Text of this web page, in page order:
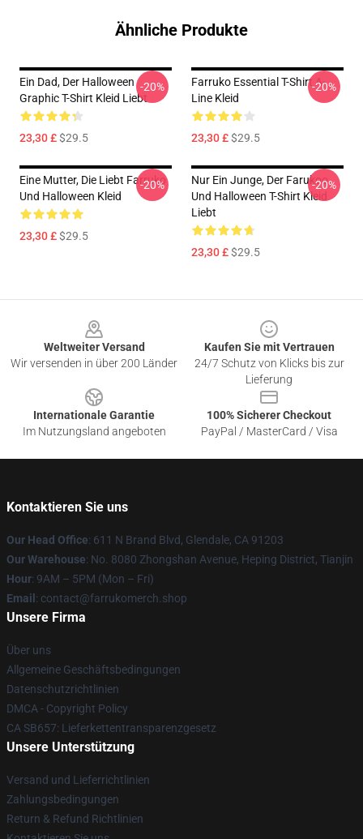
Ähnliche Produkte
Ein Dad, Der Halloween
Graphic T-Shirt Kleid Liebt
23,30 £$29.5
-20%
Farruko Essential T-Shirt A-
Line Kleid
23,30 £$29.5
-20%
Eine Mutter, Die Liebt Farruko
Und Halloween Kleid
23,30 £$29.5
-20%
Nur Ein Junge, Der Farukoo
Und Halloween T-Shirt Kleid
Liebt
23,30 £$29.5
-20%
Weltweiter Versand
Wir versenden in über 200 Länder
Kaufen Sie mit Vertrauen
24/7 Schutz von Klicks bis zur
Lieferung
Internationale Garantie
Im Nutzungsland angeboten
100% Sicherer Checkout
PayPal / MasterCard / Visa
Kontaktieren Sie uns
Our Head Office: 611 N Brand Blvd, Glendale, CA 91203
Our Warehouse: No. 8080 Zhongshan Avenue, Heping District, Tianjin
Hour: 9AM – 5PM (Mon – Fri)
Email : contact@farrukomerch.shop
Unsere Firma
Über uns
Allgemeine Geschäftsbedingungen
Datenschutzrichtlinien
DMCA - Copyright Policy
CA SB657: Lieferkettentransparenzgesetz
Unsere Unterstützung
Versand und Lieferrichtlinien
Zahlungsbedingungen
Return & Refund Richtlinien